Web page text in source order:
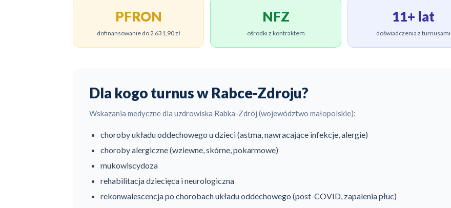
PFRON
dofinansowanie do 2 631,90 zł
NFZ
ośrodki z kontraktem
11+ lat
doświadczenia z turnusami
Dla kogo turnus w Rabce-Zdroju?
Wskazania medyczne dla uzdrowiska Rabka-Zdrój (województwo małopolskie):
choroby układu oddechowego u dzieci (astma, nawracające infekcje, alergie)
choroby alergiczne (wziewne, skórne, pokarmowe)
mukowiscydoza
rehabilitacja dziecięca i neurologiczna
rekonwalescencja po chorobach układu oddechowego (post-COVID, zapalenia płuc)